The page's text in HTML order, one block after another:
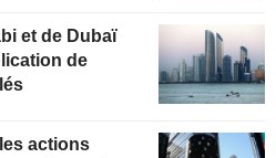
et de Dubaï
de
actions